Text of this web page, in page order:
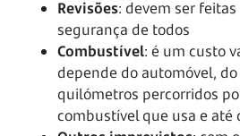
Revisões: devem ser
segurança de todos
Combustível: é um custo
depende do automóvel,
quilómetros percorridos
combustível que usa e até